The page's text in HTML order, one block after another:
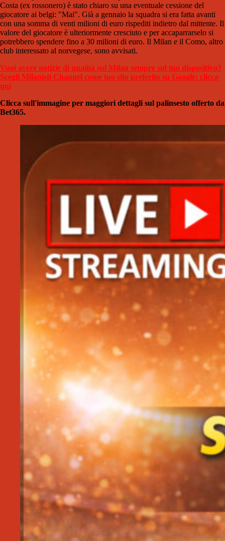
Costa (ex rossonero) è stato chiaro su una eventuale cessione del
giocatore ai belgi: "Mai". Già a gennaio la squadra si era fatta avanti
con una somma di venti milioni di euro rispediti indietro dal mittente. Il
valore del giocatore è ulteriormente cresciuto e per accaparrarselo si
potrebbero spendere fino a 30 milioni di euro. Il Milan e il Como, altro
club interessato al norvegese, sono avvisati.
Vuoi avere notizie di qualità sul Milan sempre sul tuo dispositivo?
Scegli Milanisti Channel come tuo sito preferito su Google: clicca
qui
Clicca sull'immagine per maggiori dettagli sul palinsesto offerto da
Bet365.